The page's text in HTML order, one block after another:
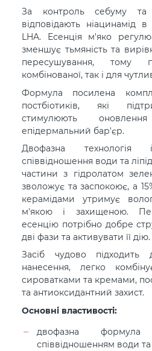
За контроль себуму
відповідають ніацинамід
LHA. Есенція м'яко
зменшує тьмяність та
пересушування, тому
комбінованої, так і для
Формула посилена
постбіотиків, які
стимулюють
епідермальний бар'єр.
Двофазна технологія
співвідношення води та
частини з гідролатом
зволожує та заспокоює, а
керамідами утримує
м'якою і захищеною.
есенцію потрібно добре
дві фази та активувати її дію.
Засіб чудово підходить
нанесення, легко
сироватками та кремами,
та антиоксидантний захист.
Основні властивості:
двофазна
співвідношенням води та